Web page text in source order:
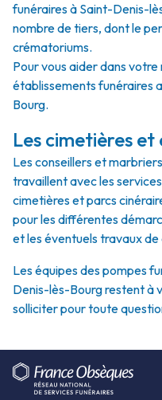
funéraires à Saint-Denis-
nombre de tiers, dont le
crématoriums.
Pour vous aider dans
établissements funéraires
Bourg.
Les cimetières et
Les conseillers et
travaillent avec les
cimetières et parcs
pour les différentes
et les éventuels travaux
Les équipes des pompes
Denis-lès-Bourg restent à
solliciter pour toute